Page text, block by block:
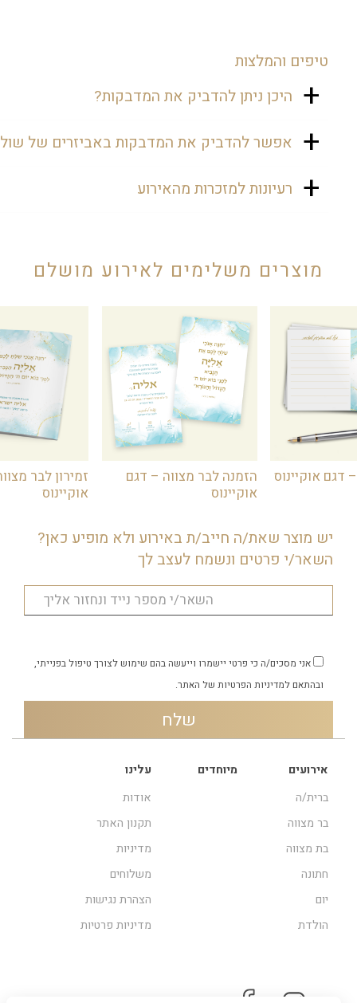
טיפים והמלצות
היכן ניתן להדביק את המדבקות?
את המדבקות ניתן להדביק על קופסת מתנה,
אריזות, שקיות ולחלק לאורחים. בשבת בר
בכל חדר לאורחים.
אפשר להדביק את המדבקות באביזרים של
וודאי! המדבקות יעשירו את השולחן ויהפכו
אותו לממותג וייחודי.
רעיונות למזכרות מהאירוע
שוקולד, נשיקות, דרז'ה ועוד. אופציה נוספת
מפתחות, נרות שבת ועוד. את הקופסה ניתן
לרכוש בנפרד, והנה לכם מתנה ממותגת
ומרשימה.
מוצרים משלימים לאירוע מושלם
דגם אוקיינוס
הזמנה לבר מצווה – דגם
אוקיינוס
זמירון לבר
אוקיינוס
יש מוצר שאת/ה חייב/ת באירוע ולא מופיע כאן?
השאר/י פרטים ונשמח לעצב לך
אני מסכים/ה כי פרטי יישמרו וייעשה בהם שימוש לצורך טיפול בפנייתי,
ובהתאם למדיניות הפרטיות של האתר.
אירועים
ברית/ה
בר מצווה
בת מצווה
חתונה
יום
הולדת
מיוחדים
עלינו
אודות
תקנון האתר
מדיניות
משלוחים
הצהרת נגישות
מדיניות פרטיות